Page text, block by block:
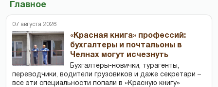
Главное
07 августа 2026
«Красная книга» профессий:
бухгалтеры и почтальоны в
Челнах могут исчезнуть
Бухгалтеры-новички, тур­агенты,
переводчики, водители грузовиков и даже секретари –
все эти специальности попали в «Красную книгу»